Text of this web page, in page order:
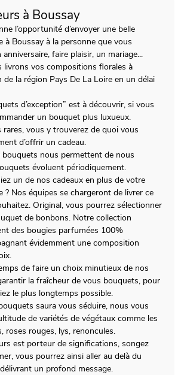
à Boussay
l’opportunité d’envoyer une belle
à Boussay à la personne que vous
faire plaisir, un mariage...
livrons vos compositions florales à
de la région Pays De La Loire en un délai
d’exception” est à découvrir, si vous
un bouquet plus luxueux.
rares, vous y trouverez de quoi vous
d’offrir un cadeau.
nous permettent de nous
évoluent périodiquement.
un de nos cadeaux en plus de votre
? Nos équipes se chargeront de livrer ce
Original, vous pourrez sélectionner
de bonbons. Notre collection
des bougies parfumées 100%
évidemment une composition
de faire un choix minutieux de nos
la fraîcheur de vous bouquets, pour
le plus longtemps possible.
saura vous séduire, nous vous
de variétés de végétaux comme les
roses rouges, lys, renoncules.
est porteur de significations, songez
vous pourrez ainsi aller au delà du
un profond message.